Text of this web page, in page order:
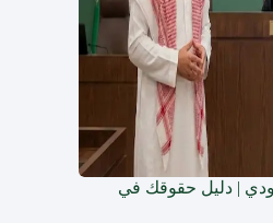
السعودي | دليل حقوقك في